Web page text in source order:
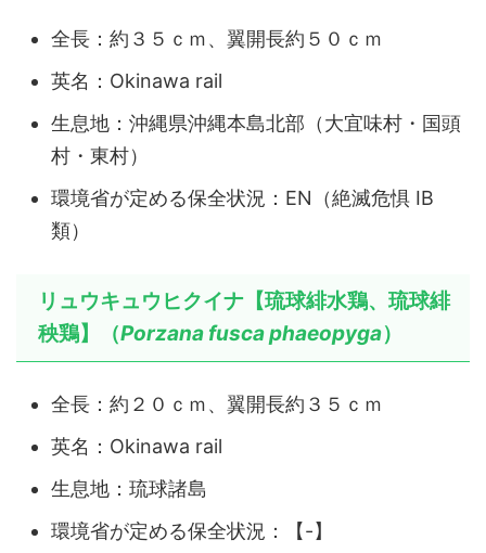
全長：約３５ｃｍ、翼開長約５０ｃｍ
英名：Okinawa rail
生息地：沖縄県沖縄本島北部（大宜味村・国頭
村・東村）
環境省が定める保全状況：EN（絶滅危惧 ⅠB
類）
リュウキュウヒクイナ【琉球緋水鶏、琉球緋
秧鶏】（Porzana fusca phaeopyga）
全長：約２０ｃｍ、翼開長約３５ｃｍ
英名：Okinawa rail
生息地：琉球諸島
環境省が定める保全状況：【-】